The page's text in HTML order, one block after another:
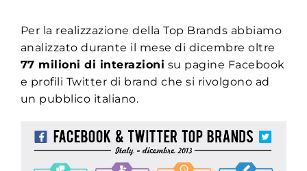
Per la realizzazione della Top Brands abbiamo
analizzato durante il mese di dicembre oltre
77 milioni di interazioni su pagine Facebook
e profili Twitter di brand che si rivolgono ad
un pubblico italiano.